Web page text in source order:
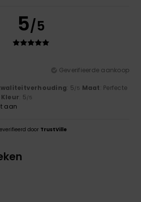
5/5
Geverifieerde aankoop
: 5/5 Maat: Perfecte
Kleur: 5/5
aan
door TrustVille